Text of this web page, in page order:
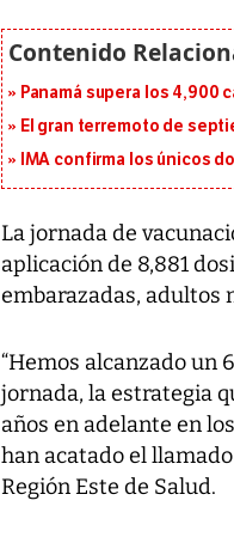
Panamá supera los 4,900
El gran terremoto de
IMA confirma los únicos
La jornada de
aplicación de 8,881
embarazadas, adultos
“Hemos alcanzado un
jornada, la estrategia
años en adelante en
han acatado el
Región Este de Salud.